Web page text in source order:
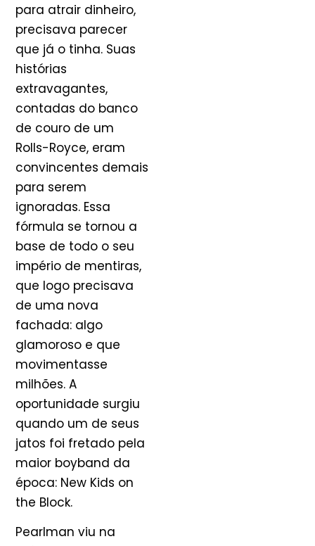
para atrair dinheiro,
precisava parecer
que já o tinha. Suas
histórias
extravagantes,
contadas do banco
de couro de um
Rolls-Royce, eram
convincentes demais
para serem
ignoradas. Essa
fórmula se tornou a
base de todo o seu
império de mentiras,
que logo precisava
de uma nova
fachada: algo
glamoroso e que
movimentasse
milhões. A
oportunidade surgiu
quando um de seus
jatos foi fretado pela
maior boyband da
época: New Kids on
the Block.
Pearlman viu na